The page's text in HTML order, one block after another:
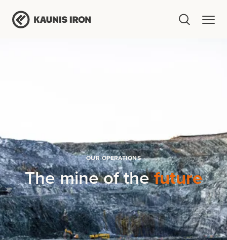
OUR OPERATIONS
The mine of thefuture